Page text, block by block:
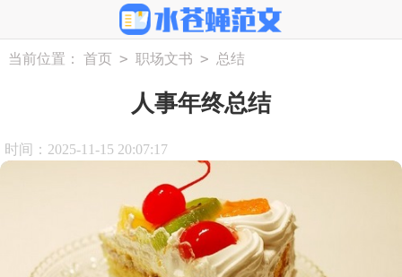
当前位置： 首页 > 职场文书 > 总结
人事年终总结
时间：2025-11-15 20:07:17